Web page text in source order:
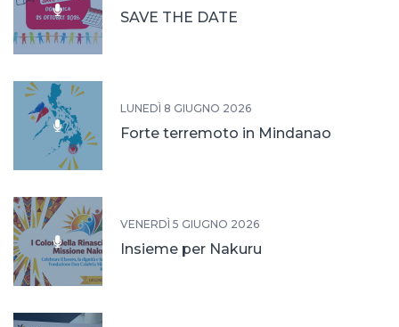
SAVE THE DATE
LUNEDÌ 8 GIUGNO 2026
Forte terremoto in Mindanao
VENERDÌ 5 GIUGNO 2026
Insieme per Nakuru